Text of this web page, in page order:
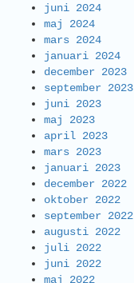
juni 2024
maj 2024
mars 2024
januari 2024
december 2023
september 2023
juni 2023
maj 2023
april 2023
mars 2023
januari 2023
december 2022
oktober 2022
september 2022
augusti 2022
juli 2022
juni 2022
maj 2022